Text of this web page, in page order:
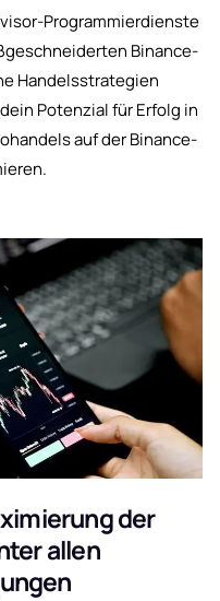
Programmierdienste
Binance-
Handelsstrategien
Potenzial für Erfolg in
auf der Binance-
der
allen